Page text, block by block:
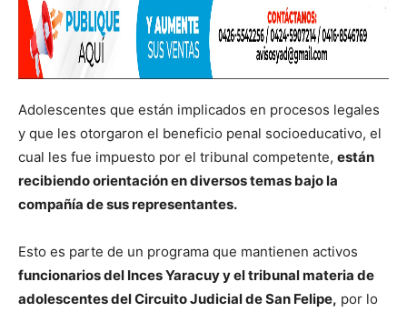
Adolescentes que están implicados en procesos legales
y que les otorgaron el beneficio penal socioeducativo, el
cual les fue impuesto por el tribunal competente, están
recibiendo orientación en diversos temas bajo la
compañía de sus representantes.
Esto es parte de un programa que mantienen activos
funcionarios del Inces Yaracuy y el tribunal materia de
adolescentes del Circuito Judicial de San Felipe, por lo